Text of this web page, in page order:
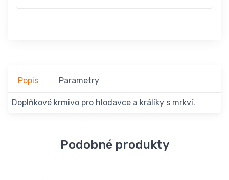
Popis Parametry
Doplňkové krmivo pro hlodavce a králíky s mrkví.
Podobné produkty